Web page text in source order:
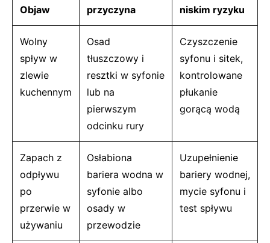
Objaw
przyczyna
niskim ryzyku
Wolny
spływ w
zlewie
kuchennym
Osad
tłuszczowy i
resztki w syfonie
lub na
pierwszym
odcinku rury
Czyszczenie
syfonu i sitek,
kontrolowane
płukanie
gorącą wodą
Zapach z
odpływu
po
przerwie w
używaniu
Osłabiona
bariera wodna w
syfonie albo
osady w
przewodzie
Uzupełnienie
bariery wodnej,
mycie syfonu i
test spływu